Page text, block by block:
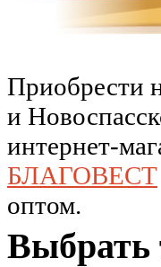
Приобрести
и
интернет-
БЛАГОВЕСТ
оптом.
Выбрать